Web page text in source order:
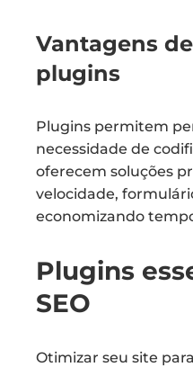
Vantagens
plugins
Plugins permitem
necessidade de
oferecem soluções
velocidade,
economizando
Plugins
SEO
Otimizar seu site